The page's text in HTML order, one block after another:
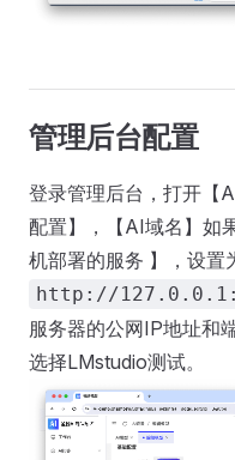
管理后台配置
登录管理后台，打开【
配置】，【AI域名】如
机部署的服务 】，设置
http://
服务器的公网IP地址和
选择LMstudio测试。